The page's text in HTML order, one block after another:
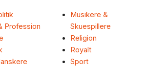
Profession
Musikere &
Skuespillere
Religion
Royalt
Sport